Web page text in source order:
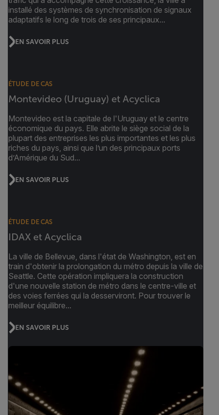
installé des systèmes de synchronisation de signaux
adaptatifs le long de trois de ses principaux...
EN SAVOIR PLUS
ÉTUDE DE CAS
Montevideo (Uruguay) et Acyclica
Montevideo est la capitale de l'Uruguay et le centre
économique du pays. Elle abrite le siège social de la
plupart des entreprises les plus importantes et les plus
riches du pays, ainsi que l’un des principaux ports
d’Amérique du Sud...
EN SAVOIR PLUS
ÉTUDE DE CAS
IDAX et Acyclica
La ville de Bellevue, dans l'état de Washington, est en
train d'obtenir la prolongation du métro depuis la ville de
Seattle. Cette opération impliquera la construction
d'une nouvelle station de métro dans le centre-ville et
des voies ferrées qui la desserviront. Pour trouver le
meilleur équilibre...
EN SAVOIR PLUS